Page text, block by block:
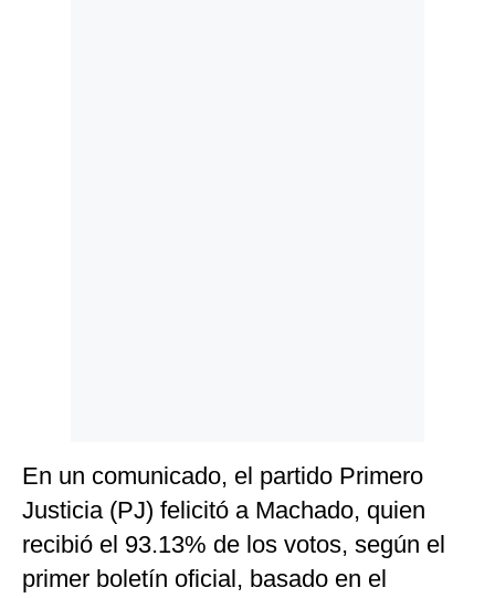
En un comunicado, el partido Primero
Justicia (PJ) felicitó a Machado, quien
recibió el 93.13% de los votos, según el
primer boletín oficial, basado en el